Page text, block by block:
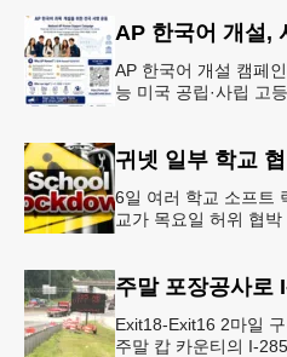
AP 한국어 개설,
AP 한국어 개설 캠페
능 미국 공립·사립 고
귀넷 일부 학교
6일 여러 학교 소프트
교가 목요일 허위 협
Exit18-Exit16 2마일
주말 캅 카운티의 I-